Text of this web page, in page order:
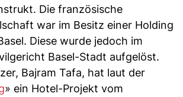
Die französische
war im Besitz einer Holding
Diese wurde jedoch im
Basel-Stadt aufgelöst.
Bajram Tafa, hat laut der
» ein Hotel-Projekt vom